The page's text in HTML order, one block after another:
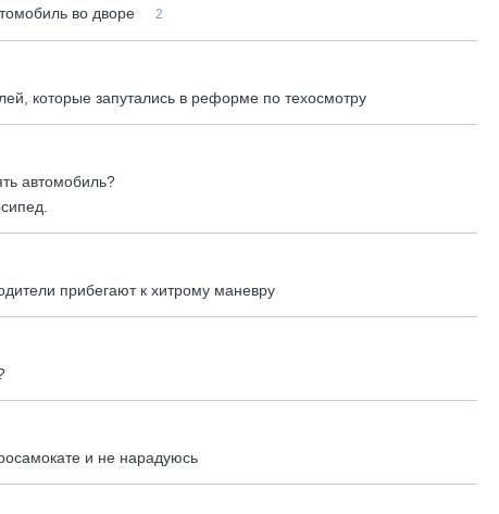
во дворе
2
которые запутались в реформе по техосмотру
автомобиль?
прибегают к хитрому маневру
и не нарадуюсь